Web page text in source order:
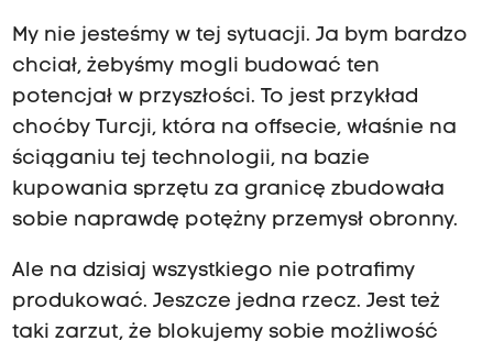
My nie jesteśmy w tej sytuacji. Ja bym bardzo
chciał, żebyśmy mogli budować ten
potencjał w przyszłości. To jest przykład
choćby Turcji, która na offsecie, właśnie na
ściąganiu tej technologii, na bazie
kupowania sprzętu za granicę zbudowała
sobie naprawdę potężny przemysł obronny.
Ale na dzisiaj wszystkiego nie potrafimy
produkować. Jeszcze jedna rzecz. Jest też
taki zarzut, że blokujemy sobie możliwość